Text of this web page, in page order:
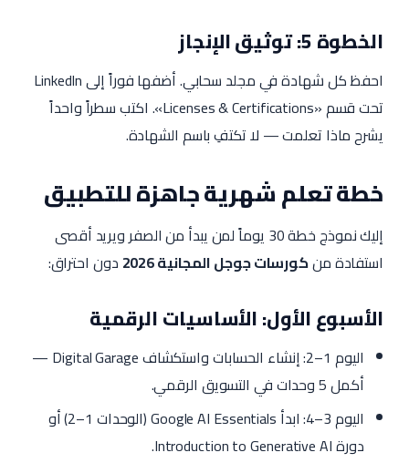
الخطوة 5: توثيق الإنجاز
احفظ كل شهادة في مجلد سحابي. أضفها فوراً إلى LinkedIn
تحت قسم «Licenses & Certifications». اكتب سطراً واحداً
يشرح ماذا تعلمت — لا تكتفِ باسم الشهادة.
خطة تعلم شهرية جاهزة للتطبيق
إليك نموذج خطة 30 يوماً لمن يبدأ من الصفر ويريد أقصى
استفادة منكورسات جوجل المجانية 2026 دون احتراق:
الأسبوع الأول: الأساسيات الرقمية
اليوم 1–2: إنشاء الحسابات واستكشاف Digital Garage —
أكمل 5 وحدات في التسويق الرقمي.
اليوم 3–4: ابدأ Google AI Essentials (الوحدات 1–2) أو
دورة Introduction to Generative AI.